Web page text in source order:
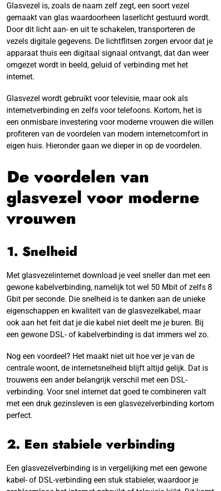
Glasvezel is, zoals de naam zelf zegt, een soort vezel
gemaakt van glas waardoorheen laserlicht gestuurd wordt.
Door dit licht aan- en uit te schakelen, transporteren de
vezels digitale gegevens. De lichtflitsen zorgen ervoor dat je
apparaat thuis een digitaal signaal ontvangt, dat dan weer
omgezet wordt in beeld, geluid of verbinding met het
internet.
Glasvezel wordt gebruikt voor televisie, maar ook als
internetverbinding en zelfs voor telefoons. Kortom, het is
een onmisbare investering voor moderne vrouwen die willen
profiteren van de voordelen van modern internetcomfort in
eigen huis. Hieronder gaan we dieper in op de voordelen.
De voordelen van
glasvezel voor moderne
vrouwen
1. Snelheid
Met glasvezelinternet download je veel sneller dan met een
gewone kabelverbinding, namelijk tot wel 50 Mbit of zelfs 8
Gbit per seconde. Die snelheid is te danken aan de unieke
eigenschappen en kwaliteit van de glasvezelkabel, maar
ook aan het feit dat je die kabel niet deelt me je buren. Bij
een gewone DSL- of kabelverbinding is dat immers wel zo.
Nog een voordeel? Het maakt niet uit hoe ver je van de
centrale woont, de internetsnelheid blijft altijd gelijk. Dat is
trouwens een ander belangrijk verschil met een DSL-
verbinding. Voor snel internet dat goed te combineren valt
met een druk gezinsleven is een glasvezelverbinding kortom
perfect.
2. Een stabiele verbinding
Een glasvezelverbinding is in vergelijking met een gewone
kabel- of DSL-verbinding een stuk stabieler, waardoor je